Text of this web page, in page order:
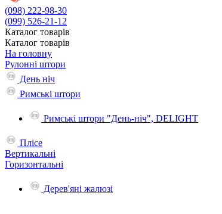
(098) 222-98-30
(099) 526-21-12
Каталог товарів
Каталог товарів
На головну
Рулонні штори
День ніч
Римські штори
Римські штори "День-ніч", DELIGHT
Плісе
Вертикальні
Горизонтальні
Дерев'яні жалюзі